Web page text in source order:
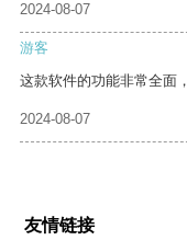
2024-08-07
游客
这款软件的功能非常全面
2024-08-07
友情链接